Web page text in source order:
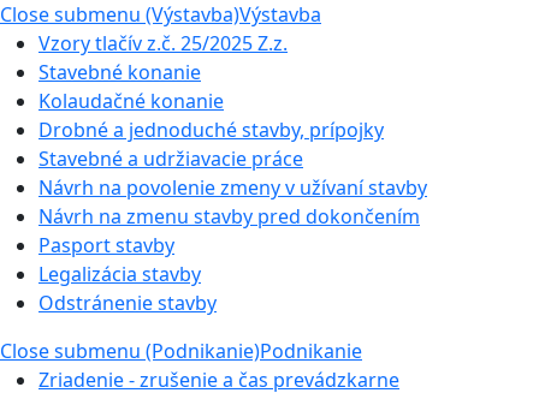
Close submenu (Výstavba)Výstavba
Vzory tlačív z.č. 25/2025 Z.z.
Stavebné konanie
Kolaudačné konanie
Drobné a jednoduché stavby, prípojky
Stavebné a udržiavacie práce
Návrh na povolenie zmeny v užívaní stavby
Návrh na zmenu stavby pred dokončením
Pasport stavby
Legalizácia stavby
Odstránenie stavby
Close submenu (Podnikanie)Podnikanie
Zriadenie - zrušenie a čas prevádzkarne